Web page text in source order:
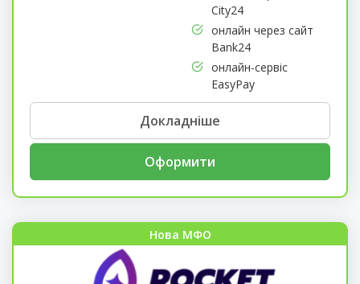
City24
онлайн через сайт
Bank24
онлайн-сервіс
EasyPay
Докладніше
Оформити
Нова МФО